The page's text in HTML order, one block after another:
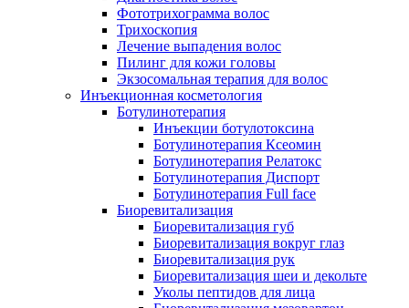
Фототрихограмма волос
Трихоскопия
Лечение выпадения волос
Пилинг для кожи головы
Экзосомальная терапия для волос
Инъекционная косметология
Ботулинотерапия
Инъекции ботулотоксина
Ботулинотерапия Ксеомин
Ботулинотерапия Релатокс
Ботулинотерапия Диспорт
Ботулинотерапия Full face
Биоревитализация
Биоревитализация губ
Биоревитализация вокруг глаз
Биоревитализация рук
Биоревитализация шеи и декольте
Уколы пептидов для лица